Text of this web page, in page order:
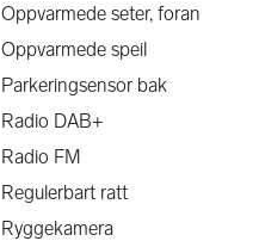
Oppvarmede seter, foran
Oppvarmede speil
Parkeringsensor bak
Radio DAB+
Radio FM
Regulerbart ratt
Ryggekamera